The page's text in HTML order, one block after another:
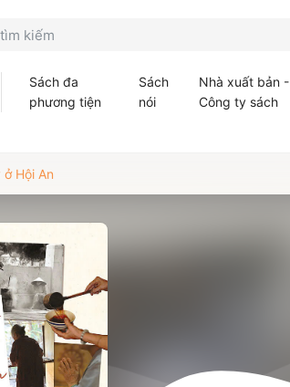
Sách đa
phương tiện
Sách
nói
Nhà xuất bản -
Công ty sách
Hội An